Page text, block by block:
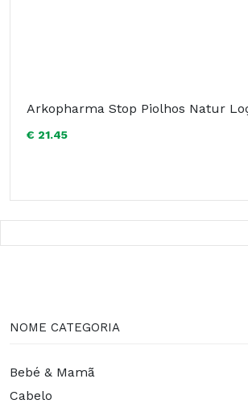
€ 21.45
NOME CATEGORIA
Bebé & Mamã
Cabelo